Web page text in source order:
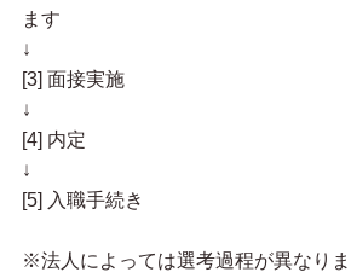
ます
↓
[3] 面接実施
↓
[4] 内定
↓
[5] 入職手続き
※法人によっては選考過程が異なり